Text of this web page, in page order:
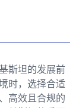
斯坦的发展前
时，选择合适
高效且合规的